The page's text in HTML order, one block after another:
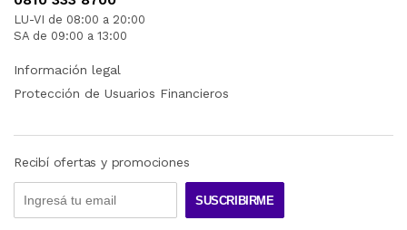
LU-VI de 08:00 a 20:00
SA de 09:00 a 13:00
Información legal
Protección de Usuarios Financieros
Recibí ofertas y promociones
SUSCRIBIRME